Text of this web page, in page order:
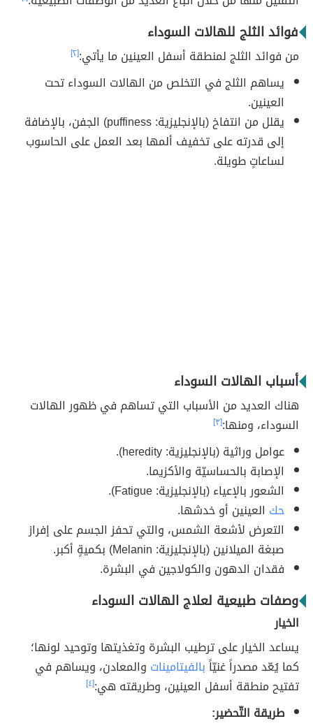
فوائد الثلج للهالات السوداء
من فوائد الثلج لمنطقة أسفل العينين ما يأتي:[٢]
يساهم الثلج في التخلص من الهالات السوداء تحت
العينين.
يقلل من انتفاخ (بالإنجليزية: puffiness) الجفن، بالإضافة
إلى قدرته على تخفيف ألمها بعد العمل على الحاسوب
لساعاتٍ طويلة.
أسباب الهالات السوداء
هناك العديد من الأسباب التي تساهم في ظهور الهالات
السوداء، ومنها:[٣]
عوامل وراثية (بالإنجليزية: heredity).
الإصابة بالحساسيّة والأكزيما.
الشعور بالإعياء (بالإنجليزية: Fatigue).
حك العينين أو خدشها.
التعرض لأشعة الشمس، والتي تحفز الجسم على إفراز
صبغة الميلانين (بالإنجليزية: Melanin) بكميةٍ أكبر.
فقدان الدهون والكولاجين في البشرة.
وصفات طبيعية لعلاج الهالات السوداء
الخيار
يساعد الخيار على ترطيب البشرة وتغذيتها وتوحيد لونها؛
كما يُعّد مصدراً غنيّاًبالفيتامينات والمعادن، ويساهم في
تفتيح منطقة أسفل العينين، وطريقته هي:[٤]
طريقة التّحضير: